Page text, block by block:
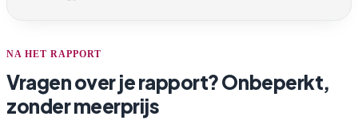
NA HET RAPPORT
Vragen over je rapport? Onbeperkt,
zonder meerprijs